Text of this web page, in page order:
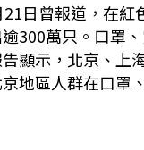
日曾報道，在
300萬只。口罩
顯示，北京、上
地區人群在口罩